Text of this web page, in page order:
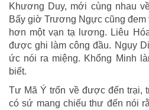
Khương Duy, mới cùng nhau
Bấy giờ Trương Ngực cũng
hơn một vạn tạ lương. Liêu
được ghi làm công đầu. Ngụy
ức nói ra miệng. Khổng Minh
biết.
Tư Mã Ý trốn về được đến trại,
có sứ mang chiếu thư đến nói